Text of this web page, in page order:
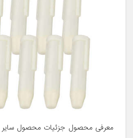
معرفی محصول جزئیات محصول